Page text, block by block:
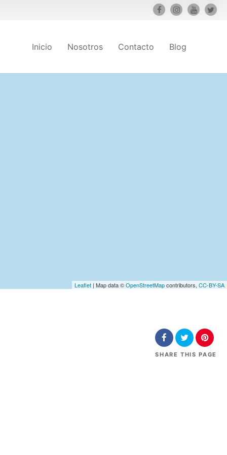
Inicio Nosotros Contacto Blog
Leaflet | Map data ©OpenStreetMapcontributors, CC-BY-SA
SHARE THIS PAGE